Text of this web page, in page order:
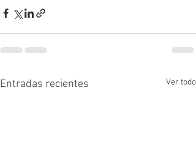
Entradas recientes Ver todo